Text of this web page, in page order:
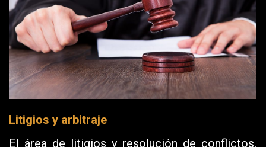
Litigios y arbitraje
El área de litigios y resolución de conflictos,